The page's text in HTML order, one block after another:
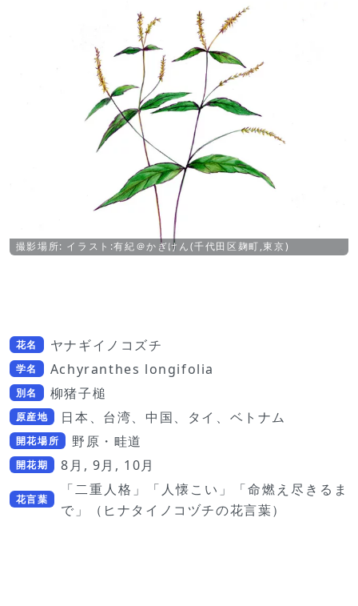
撮影場所: イラスト:有紀＠かぎけん(千代田区麹町,東京)
花名 ヤナギイノコズチ
学名 Achyranthes longifolia
別名 柳猪子槌
原産地 日本、台湾、中国、タイ、ベトナム
開花場所 野原・畦道
開花期 8月, 9月, 10月
花言葉
「二重人格」「人懐こい」「命燃え尽きるま
で」（ヒナタイノコヅチの花言葉）